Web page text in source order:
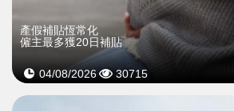
產假補貼恆常化
僱主最多獲20日補貼
04/08/2026 30715